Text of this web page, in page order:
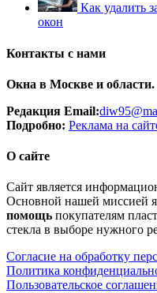
Как удалить
окон
Контакты с нами
Окна в Москве и области.
Редакция Email:
Подробно: Реклама на
О сайте
Сайт является
Основной нашей миссией
помощь покупателям
стекла в выборе нужного
Согласие на обработку
Политика
Пользовательское